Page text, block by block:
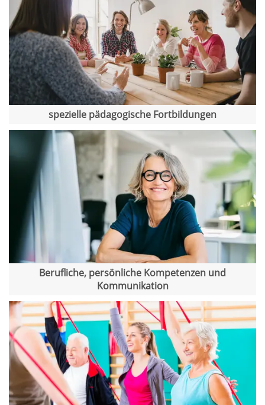
spezielle pädagogische Fortbildungen
Berufliche, persönliche Kompetenzen und
Kommunikation